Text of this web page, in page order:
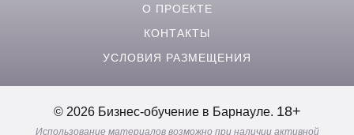
О ПРОЕКТЕ
КОНТАКТЫ
УСЛОВИЯ РАЗМЕЩЕНИЯ
© 2026 Бизнес-обучение в Барнауле. 18+
Использование материалов возможно при наличии активной